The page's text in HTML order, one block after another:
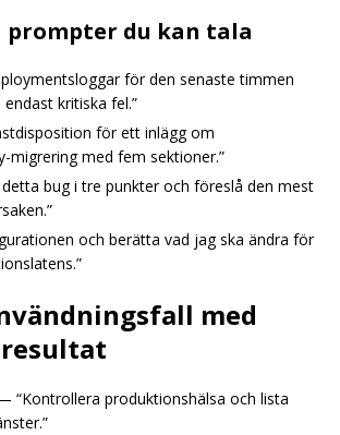
prompter du kan tala
för den senaste timmen
kritiska fel.”
för ett inlägg om
migrering med fem sektioner.”
bug i tre punkter och föreslå den mest
och berätta vad jag ska ändra för
med
“Kontrollera produktionshälsa och lista